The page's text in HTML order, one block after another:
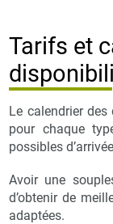
Tarifs et
Le calendrier
pour chaque
possibles
Avoir une
d’obtenir de
adaptées.